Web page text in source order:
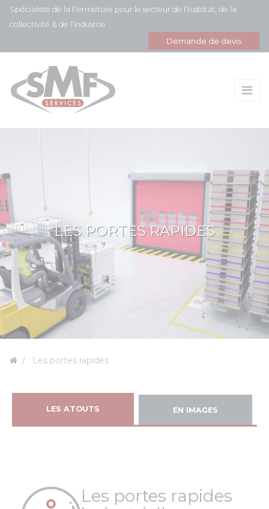
Spécialiste de la Fermeture pour le secteur de l’habitat, de la
collectivité & de l’industrie
Demande de devis
LES PORTES RAPIDES
Les portes rapides
LES ATOUTS EN IMAGES
Les portes rapides
Panneau de gestion des cookies